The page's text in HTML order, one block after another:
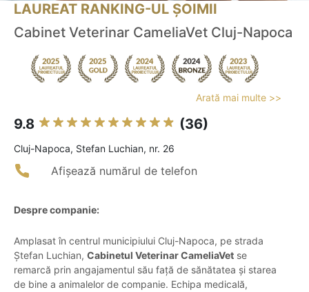
LAUREAT RANKING-UL ȘOIMII
Cabinet Veterinar CameliaVet Cluj-Napoca
Arată mai multe >>
9.8 (36)
Cluj-Napoca, Stefan Luchian, nr. 26
Afișează numărul de telefon
Despre companie:
Amplasat în centrul municipiului Cluj-Napoca, pe strada
Ștefan Luchian, Cabinetul Veterinar CameliaVet se
remarcă prin angajamentul său față de sănătatea și starea
de bine a animalelor de companie. Echipa medicală,